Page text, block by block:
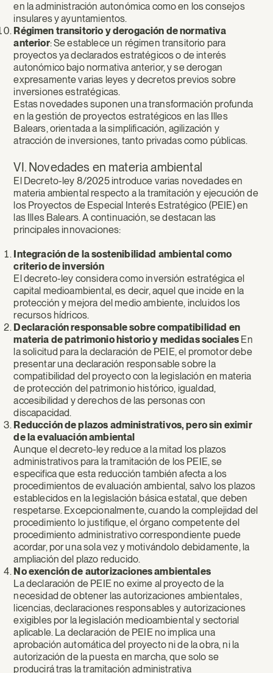
en la administración autonómica como en los consejos
insulares y ayuntamientos.
Régimen transitorio y derogación de normativa
anterior: Se establece un régimen transitorio para
proyectos ya declarados estratégicos o de interés
autonómico bajo normativa anterior, y se derogan
expresamente varias leyes y decretos previos sobre
inversiones estratégicas.
Estas novedades suponen una transformación profunda
en la gestión de proyectos estratégicos en las Illes
Balears, orientada a la simplificación, agilización y
atracción de inversiones, tanto privadas como públicas.
VI. Novedades en materia ambiental
El Decreto-ley 8/2025 introduce varias novedades en
materia ambiental respecto a la tramitación y ejecución de
los Proyectos de Especial Interés Estratégico (PEIE) en
las Illes Balears. A continuación, se destacan las
principales innovaciones:
Integración de la sostenibilidad ambiental como
criterio de inversión
El decreto-ley considera como inversión estratégica el
capital medioambiental, es decir, aquel que incide en la
protección y mejora del medio ambiente, incluidos los
recursos hídricos.
Declaración responsable sobre compatibilidad en
materia de patrimonio historio y medidas sociales En
la solicitud para la declaración de PEIE, el promotor debe
presentar una declaración responsable sobre la
compatibilidad del proyecto con la legislación en materia
de protección del patrimonio histórico, igualdad,
accesibilidad y derechos de las personas con
discapacidad.
Reducción de plazos administrativos, pero sin eximir
de la evaluación ambiental
Aunque el decreto-ley reduce a la mitad los plazos
administrativos para la tramitación de los PEIE, se
especifica que esta reducción también afecta a los
procedimientos de evaluación ambiental, salvo los plazos
establecidos en la legislación básica estatal, que deben
respetarse. Excepcionalmente, cuando la complejidad del
procedimiento lo justifique, el órgano competente del
procedimiento administrativo correspondiente puede
acordar, por una sola vez y motivándolo debidamente, la
ampliación del plazo reducido.
No exención de autorizaciones ambientales
La declaración de PEIE no exime al proyecto de la
necesidad de obtener las autorizaciones ambientales,
licencias, declaraciones responsables y autorizaciones
exigibles por la legislación medioambiental y sectorial
aplicable. La declaración de PEIE no implica una
aprobación automática del proyecto ni de la obra, ni la
autorización de la puesta en marcha, que solo se
producirá tras la tramitación administrativa